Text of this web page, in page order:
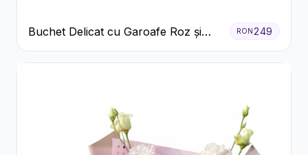
Buchet Delicat cu Garoafe Roz și
Crizanteme Albe
RON 249